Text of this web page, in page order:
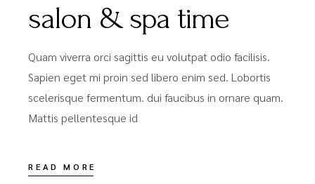
salon & spa time
Quam viverra orci sagittis eu volutpat odio facilisis.
Sapien eget mi proin sed libero enim sed. Lobortis
scelerisque fermentum. dui faucibus in ornare quam.
Mattis pellentesque id
READ MORE